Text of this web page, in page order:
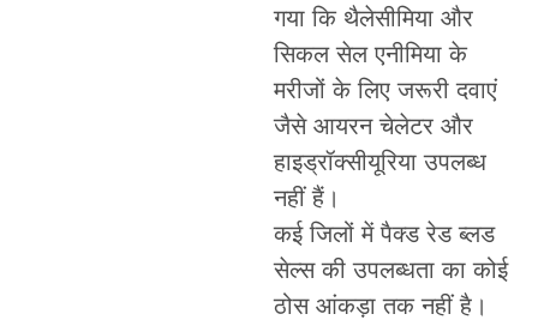
गया कि थैलेसीमिया और
सिकल सेल एनीमिया के
मरीजों के लिए जरूरी दवाएं
जैसे आयरन चेलेटर और
हाइड्रॉक्सीयूरिया उपलब्ध
नहीं हैं।
कई जिलों में पैक्ड रेड ब्लड
सेल्स की उपलब्धता का कोई
ठोस आंकड़ा तक नहीं है।